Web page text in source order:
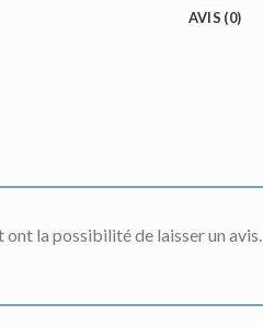
AVIS (0)
la possibilité de laisser un avis.